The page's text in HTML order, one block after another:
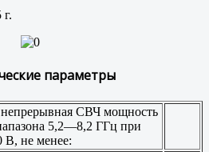
параметры
СВЧ мощность
5,2—8,2 ГГц при
В, не менее: